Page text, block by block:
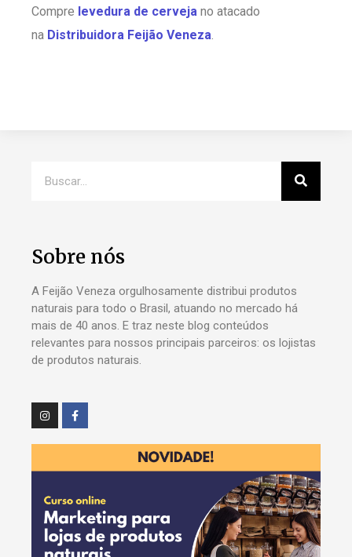
Compre levedura de cerveja no atacado
na Distribuidora Feijão Veneza
Sobre nós
A Feijão Veneza orgulhosamente distribui produtos
naturais para todo o Brasil, atuando no mercado há
mais de 40 anos. E traz neste blog conteúdos
relevantes para nossos principais parceiros: os lojistas
de produtos naturais.